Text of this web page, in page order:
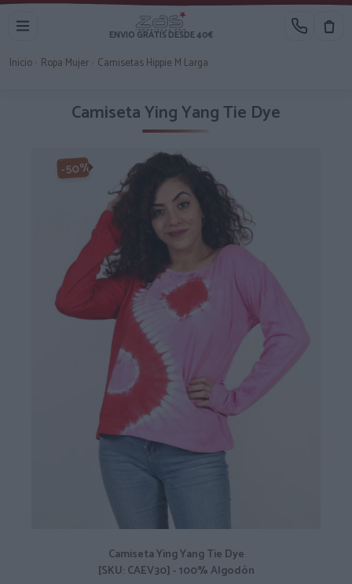
ENVIO GRATIS DESDE 40€
Inicio Ropa Mujer Camisetas Hippie M Larga
Camiseta Ying Yang Tie Dye
-50%
Camiseta Ying Yang Tie Dye
[SKU: CAEV30] - 100% Algodón